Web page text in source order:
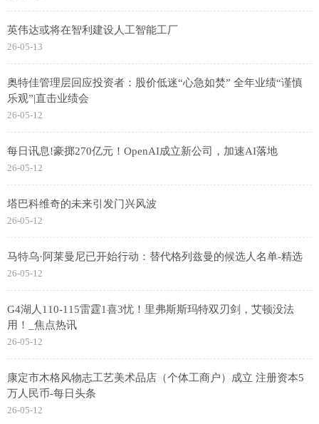
英伟达或将在智利建设人工智能工厂
26-05-13
奥特佳管理层回应投资者：股价低迷“心急如焚” 全年业绩“谨慎
乐观”|直击业绩会
26-05-12
每日讯息!豪掷270亿元！OpenAI成立新公司，加速AI落地
26-05-12
塔巴科维奇的未来引发门兴风波
26-05-12
马特乌·阿莱曼尼已开始行动：替代格列兹曼的候选人名单-精选
26-05-12
G4湖人110-115雷霆1喜3忧！里弗斯斯玛特双刃剑，艾顿没法
用！_焦点热讯
26-05-12
康定市木格风物志工艺美术品店（个体工商户）成立 注册资本5
万人民币-每日头条
26-05-12